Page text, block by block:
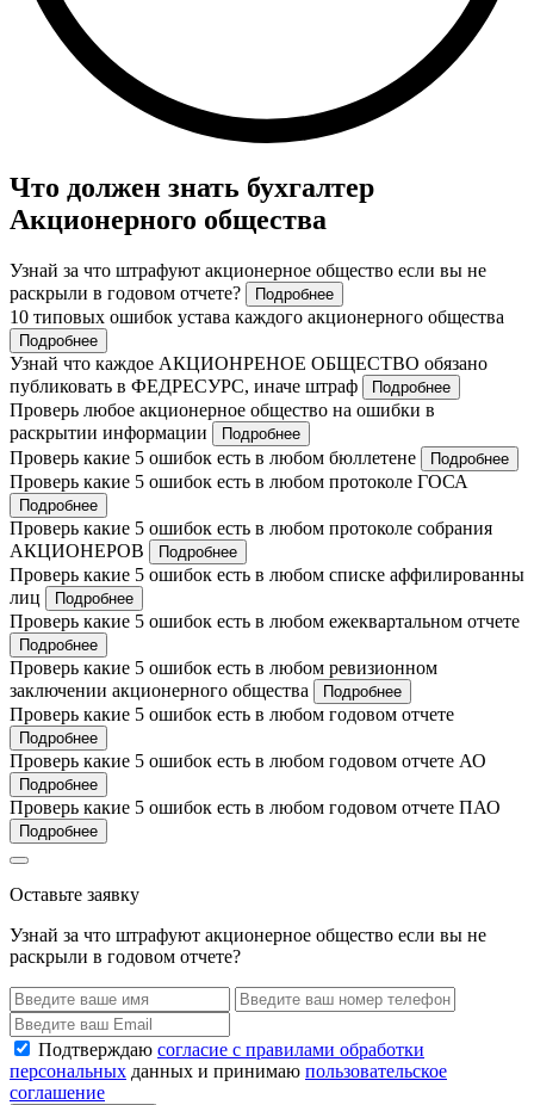
Что должен знать бухгалтер
Акционерного общества
Узнай за что штрафуют акционерное общество если вы не
раскрыли в годовом отчете?
Подробнее
10 типовых ошибок устава каждого акционерного общества
Подробнее
Узнай что каждое АКЦИОНРЕНОЕ ОБЩЕСТВО обязано
публиковать в ФЕДРЕСУРС, иначе штраф
Подробнее
Проверь любое акционерное общество на ошибки в
раскрытии информации
Подробнее
Проверь какие 5 ошибок есть в любом бюллетене Подробнее
Проверь какие 5 ошибок есть в любом протоколе ГОСА
Подробнее
Проверь какие 5 ошибок есть в любом протоколе собрания
АКЦИОНЕРОВ
Подробнее
Проверь какие 5 ошибок есть в любом списке аффилированны
лиц
Подробнее
Проверь какие 5 ошибок есть в любом ежеквартальном отчете
Подробнее
Проверь какие 5 ошибок есть в любом ревизионном
заключении акционерного общества
Подробнее
Проверь какие 5 ошибок есть в любом годовом отчете
Подробнее
Проверь какие 5 ошибок есть в любом годовом отчете АО
Подробнее
Проверь какие 5 ошибок есть в любом годовом отчете ПАО
Подробнее
Оставьте заявку
Узнай за что штрафуют акционерное общество если вы не
раскрыли в годовом отчете?
Подтверждаю согласие с правилами обработки
персональных данных и принимаю пользовательское
соглашение